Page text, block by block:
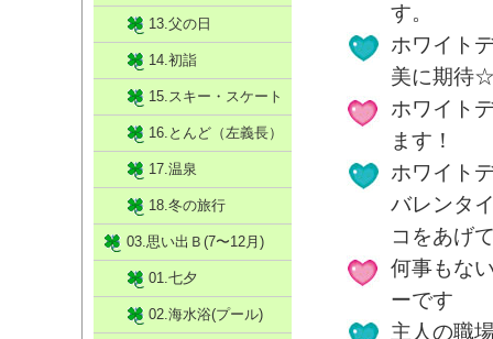
す。
ホワイト
美に期待
ホワイト
ます！
ホワイト
バレンタ
コをあげ
何事もな
ーです
主人の職
13.父の日
14.初詣
15.スキー・スケート
16.とんど（左義長）
17.温泉
18.冬の旅行
03.思い出Ｂ(7〜12月)
01.七夕
02.海水浴(プール)